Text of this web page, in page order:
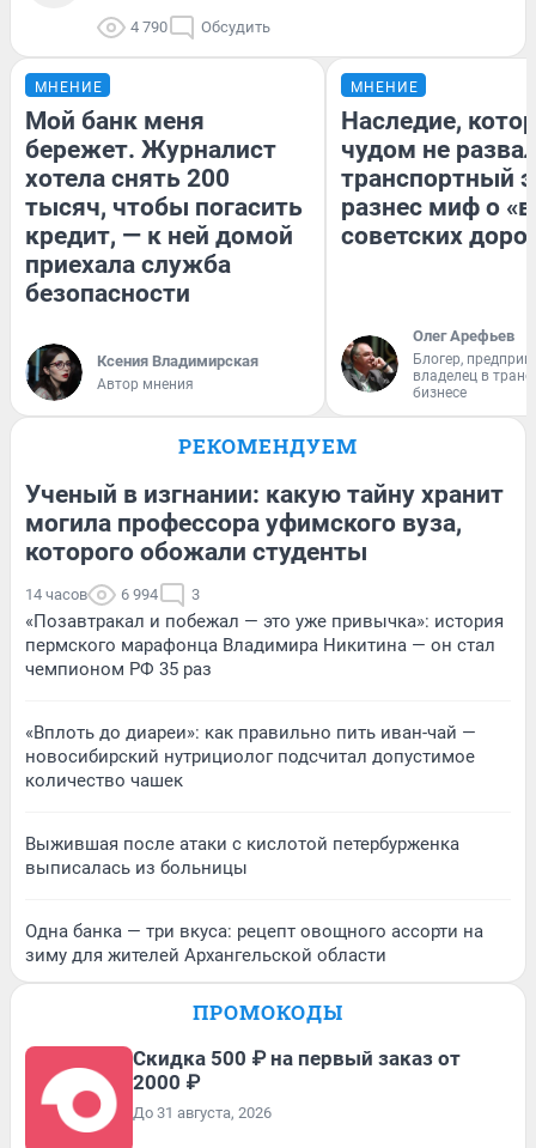
4 790 Обсудить
МНЕНИЕ
Мой банк меня
бережет. Журналист
хотела снять 200
тысяч, чтобы погасить
кредит, — к ней домой
приехала служба
безопасности
Ксения Владимирская
Автор мнения
МНЕНИЕ
Наследие,
чудом не
транспортный
разнес миф о
советских
Олег Арефьев
Блогер,
владелец в
бизнесе
РЕКОМЕНДУЕМ
Ученый в изгнании: какую тайну хранит
могила профессора уфимского вуза,
которого обожали студенты
14 часов 6 994 3
«Позавтракал и побежал — это уже привычка»: история
пермского марафонца Владимира Никитина — он стал
чемпионом РФ 35 раз
«Вплоть до диареи»: как правильно пить иван-чай —
новосибирский нутрициолог подсчитал допустимое
количество чашек
Выжившая после атаки с кислотой петербурженка
выписалась из больницы
Одна банка — три вкуса: рецепт овощного ассорти на
зиму для жителей Архангельской области
ПРОМОКОДЫ
Скидка 500 ₽ на первый заказ от
2000 ₽
До 31 августа, 2026